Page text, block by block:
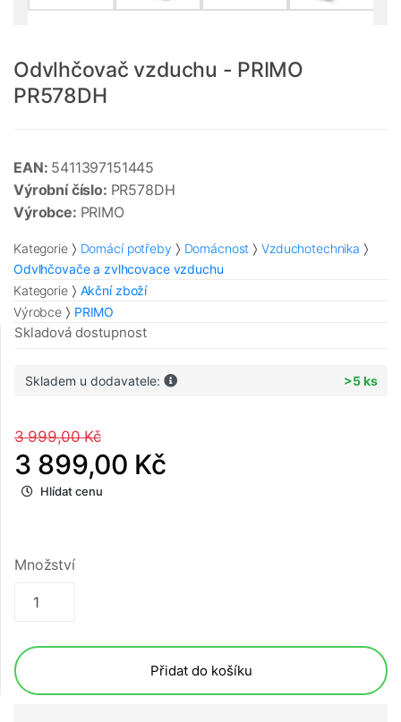
Odvlhčovač vzduchu - PRIMO
PR578DH
EAN: 5411397151445
Výrobní číslo: PR578DH
Výrobce: PRIMO
Kategorie Domácí potřeby Domácnost
Vzduchotechnika
Odvlhčovače a zvlhcovace vzduchu
Kategorie
Akční zboží
Výrobce
PRIMO
Skladová dostupnost
Skladem u dodavatele: >5 ks
3 999,00 Kč
3 899,00 Kč
Hlídat cenu
Množství
Přidat do košíku